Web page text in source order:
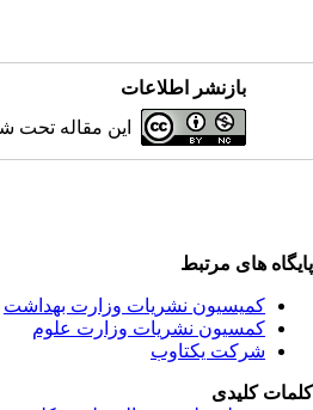
بازنشر اطلاعات
این مقاله تحت
پایگاه های مرتبط
کمیسیون نشریات وزارت بهداشت
کمسیون نشریات وزارت علوم
شرکت یکتاوب
کلمات کلیدی